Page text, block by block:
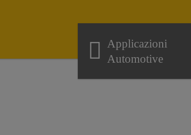
Applicazioni
Automotive